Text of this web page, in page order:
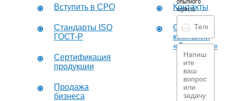
Вступить в СРО
Стандарты ISO
ГОСТ-Р
Сертификация
продукции
Продажа
бизнеса
Контакты
О
компании
«Дикастер»
опытного
юриста